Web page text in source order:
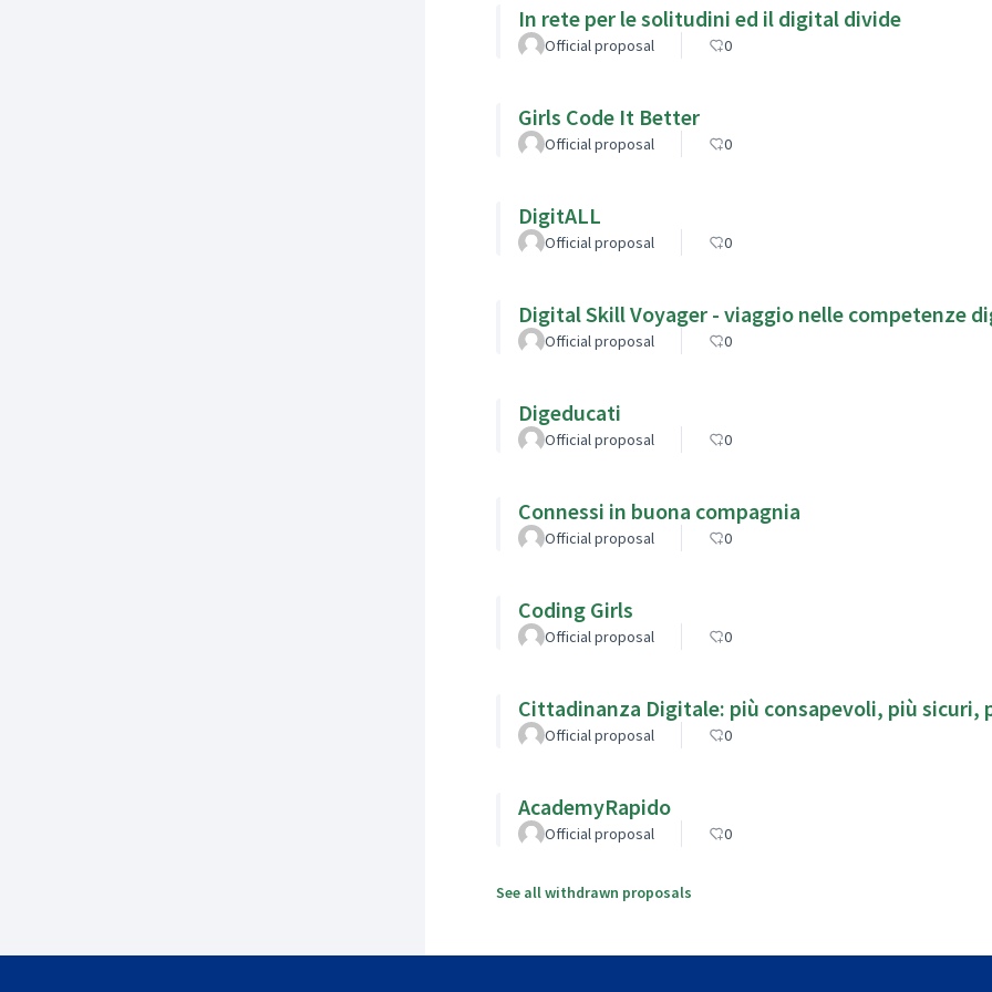
In rete per le solitudini ed il digital divide
Official proposal 0
Girls Code It Better
Official proposal 0
DigitALL
Official proposal 0
Digital Skill Voyager - viaggio nelle competenze
Official proposal 0
Digeducati
Official proposal 0
Connessi in buona compagnia
Official proposal 0
Coding Girls
Official proposal 0
Cittadinanza Digitale: più consapevoli, più sicuri,
Official proposal 0
AcademyRapido
Official proposal 0
See all withdrawn proposals